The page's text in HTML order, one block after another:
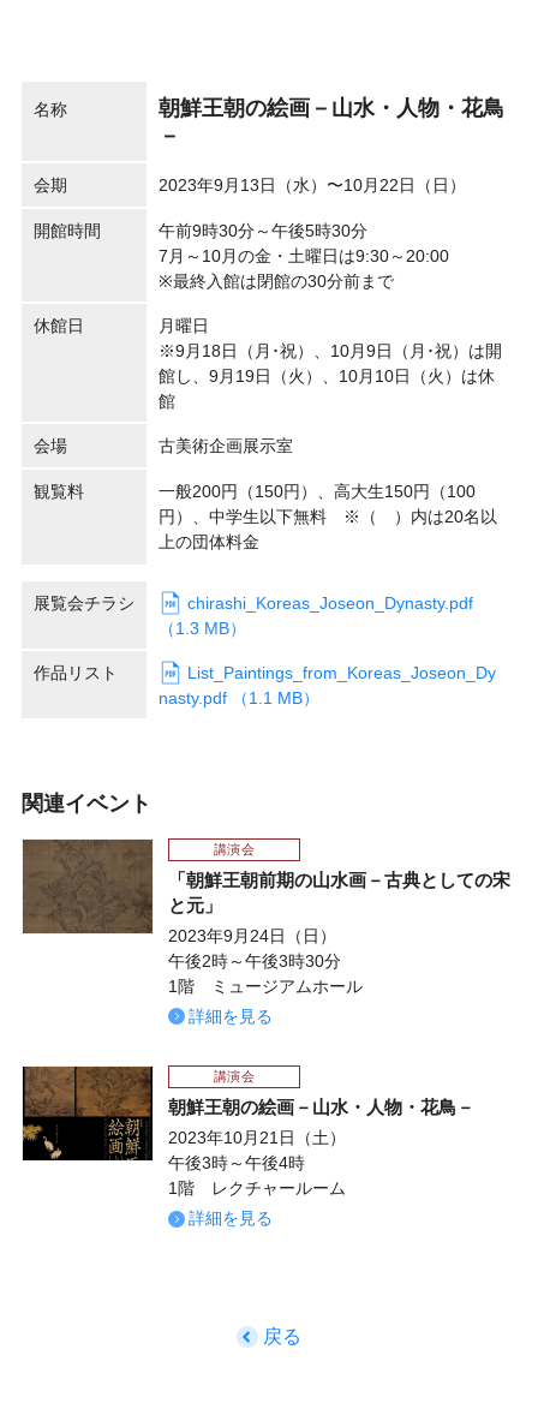
名称
朝鮮王朝の絵画－山水・人物・花鳥
－
会期 2023年9月13日（水）〜10月22日（日）
開館時間
午前9時30分～午後5時30分
7月～10月の金・土曜日は9:30～20:00
※最終入館は閉館の30分前まで
休館日
月曜日
※9月18日（月･祝）、10月9日（月･祝）は開
館し、9月19日（火）、10月10日（火）は休
館
会場 古美術企画展示室
観覧料
一般200円（150円）、高大生150円（100
円）、中学生以下無料 ※（ ）内は20名以
上の団体料金
展覧会チラシ
chirashi_Koreas_Joseon_Dynasty.pdf
（1.3 MB）
作品リスト
List_Paintings_from_Koreas_Joseon_Dy
nasty.pdf （1.1 MB）
関連イベント
講演会
「朝鮮王朝前期の山水画－古典としての宋
と元」
2023年9月24日（日）
午後2時～午後3時30分
1階 ミュージアムホール
詳細を見る
講演会
朝鮮王朝の絵画－山水・人物・花鳥－
2023年10月21日（土）
午後3時～午後4時
1階 レクチャールーム
詳細を見る
戻る